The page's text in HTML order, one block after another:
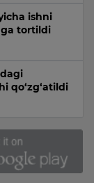
ishni
tortildi
qo‘zg‘atildi